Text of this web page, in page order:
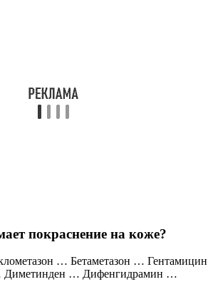
покраснение на коже?
… Бетаметазон … Гентамицин
Диметинден … Дифенгидрамин …